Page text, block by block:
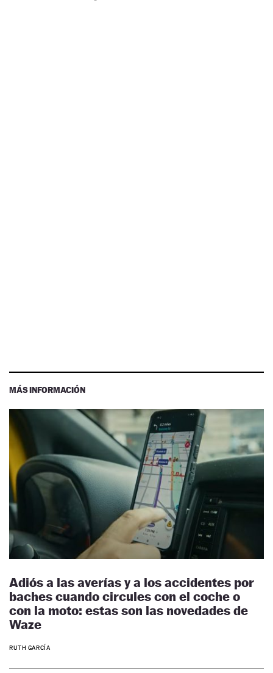
MÁS INFORMACIÓN
Adiós a las averías y a los accidentes por
baches cuando circules con el coche o
con la moto: estas son las novedades de
Waze
RUTH GARCÍA